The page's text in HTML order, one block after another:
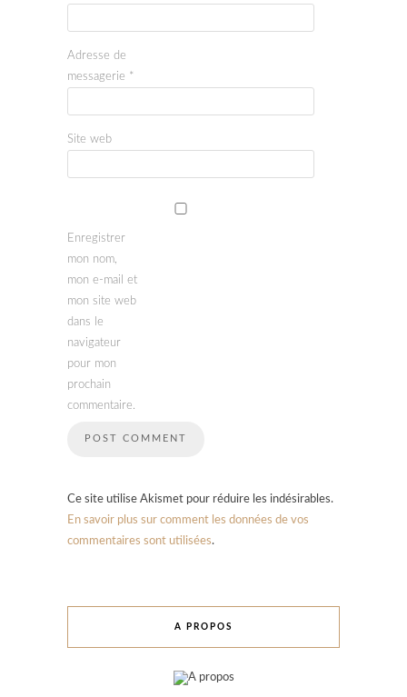
Adresse de
messagerie *
Site web
Enregistrer
mon nom,
mon e-mail et
mon site web
dans le
navigateur
pour mon
prochain
commentaire.
Ce site utilise Akismet pour réduire les indésirables.
En savoir plus sur comment les données de vos
commentaires sont utilisées.
A PROPOS